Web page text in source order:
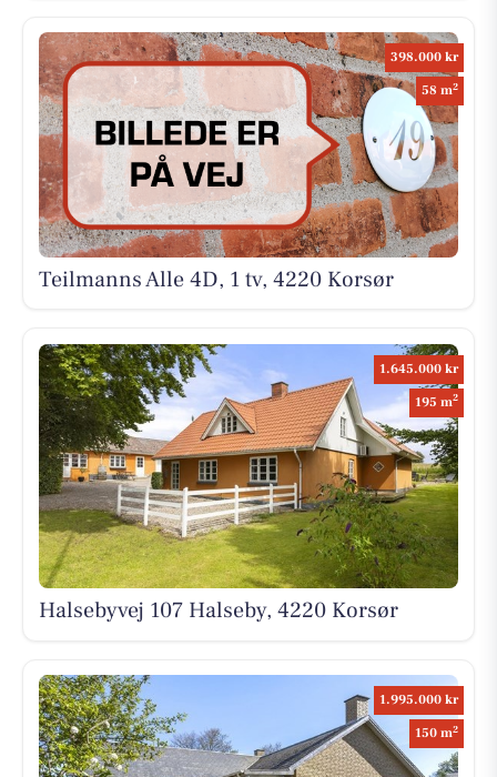
398.000 kr
58 m2
Teilmanns Alle 4D, 1 tv, 4220 Korsør
1.645.000 kr
195 m2
Halsebyvej 107 Halseby, 4220 Korsør
1.995.000 kr
150 m2